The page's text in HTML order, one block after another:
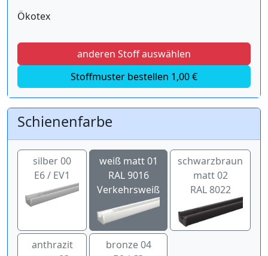
Ökotex
anderen Stoff auswählen
Stoffmuster bestellen 1,00 €
Schienenfarbe
silber 00
E6 / EV1
weiß matt 01
RAL 9016
Verkehrsweiß
schwarzbraun
matt 02
RAL 8022
anthrazit
bronze 04